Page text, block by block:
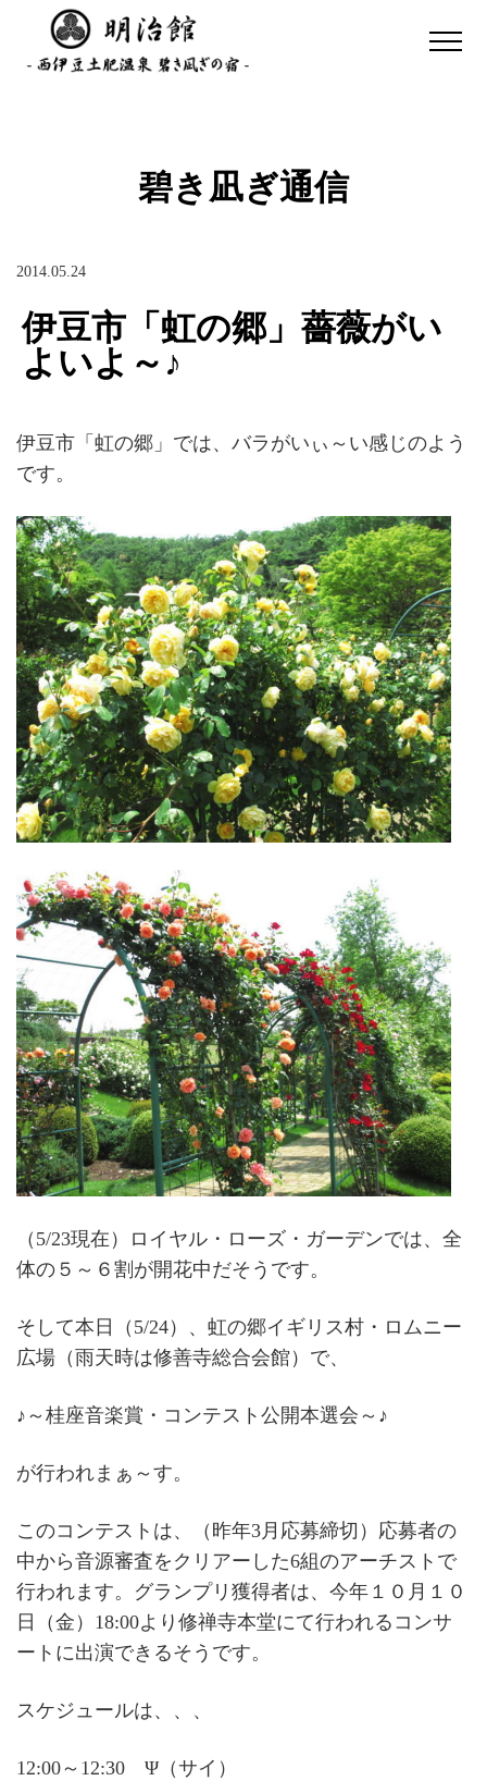
碧き凪ぎ通信
2014.05.24
伊豆市「虹の郷」薔薇がい
よいよ～♪
伊豆市「虹の郷」では、バラがいぃ～い感じのよう
です。
（5/23現在）ロイヤル・ローズ・ガーデンでは、全
体の５～６割が開花中だそうです。
そして本日（5/24）、虹の郷イギリス村・ロムニー
広場（雨天時は修善寺総合会館）で、
♪～桂座音楽賞・コンテスト公開本選会～♪
が行われまぁ～す。
このコンテストは、（昨年3月応募締切）応募者の
中から音源審査をクリアーした6組のアーチストで
行われます。グランプリ獲得者は、今年１０月１０
日（金）18:00より修禅寺本堂にて行われるコンサ
ートに出演できるそうです。
スケジュールは、、、
12:00～12:30 Ψ（サイ）